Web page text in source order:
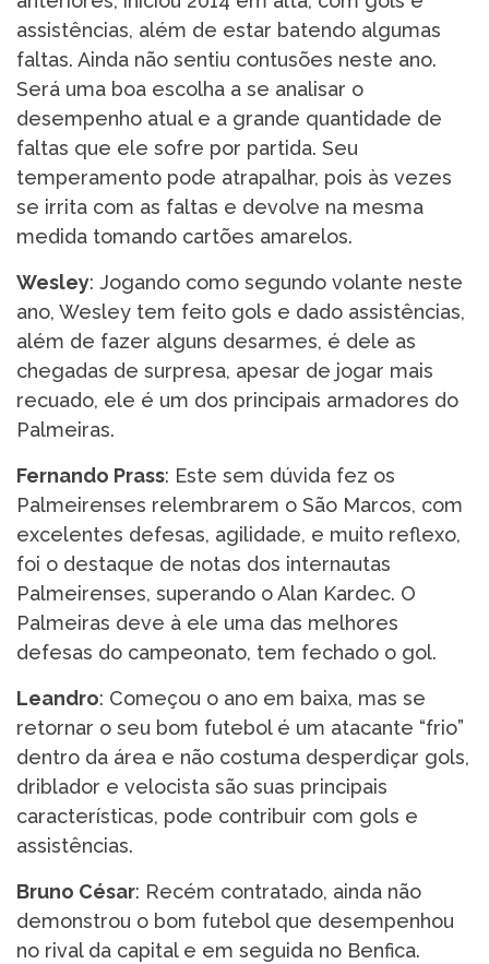
assistências, além de estar batendo algumas
faltas. Ainda não sentiu contusões neste ano.
Será uma boa escolha a se analisar o
desempenho atual e a grande quantidade de
faltas que ele sofre por partida. Seu
temperamento pode atrapalhar, pois às vezes
se irrita com as faltas e devolve na mesma
medida tomando cartões amarelos.
Wesley: Jogando como segundo volante neste
ano, Wesley tem feito gols e dado assistências,
além de fazer alguns desarmes, é dele as
chegadas de surpresa, apesar de jogar mais
recuado, ele é um dos principais armadores do
Palmeiras.
Fernando Prass: Este sem dúvida fez os
Palmeirenses relembrarem o São Marcos, com
excelentes defesas, agilidade, e muito reflexo,
foi o destaque de notas dos internautas
Palmeirenses, superando o Alan Kardec. O
Palmeiras deve à ele uma das melhores
defesas do campeonato, tem fechado o gol.
Leandro: Começou o ano em baixa, mas se
retornar o seu bom futebol é um atacante “frio”
dentro da área e não costuma desperdiçar gols,
driblador e velocista são suas principais
características, pode contribuir com gols e
assistências.
Bruno César: Recém contratado, ainda não
demonstrou o bom futebol que desempenhou
no rival da capital e em seguida no Benfica.